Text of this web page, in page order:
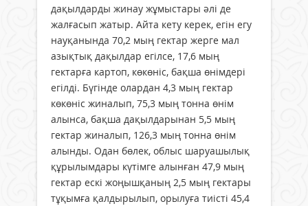
дақылдарды жинау жұмыстары әлі де
жалғасып жатыр. Айта кету керек, егін егу
науқанында 70,2 мың гектар жерге мал
азықтық дақылдар егілсе, 17,6 мың
гектарға картоп, көкөніс, бақша өнімдері
егілді. Бүгінде олардан 4,3 мың гектар
көкөніс жиналып, 75,3 мың тонна өнім
алынса, бақша дақылдарынан 5,5 мың
гектар жиналып, 126,3 мың тонна өнім
алынды. Одан бөлек, облыс шаруашылық
құрылымдары күтімге алынған 47,9 мың
гектар ескі жоңышқаның 2,5 мың гектары
тұқымға қалдырылып, орылуға тиісті 45,4